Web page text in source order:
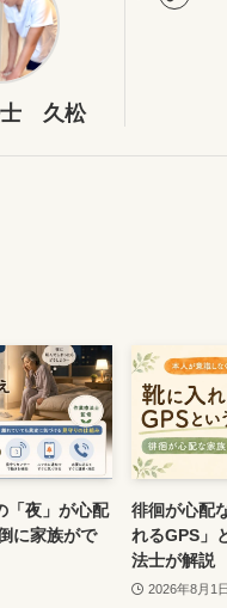
士 久松
「夜」が心配
に家族がで
徘徊が心配
れるGPS」
法士が解説
2026年8月1日